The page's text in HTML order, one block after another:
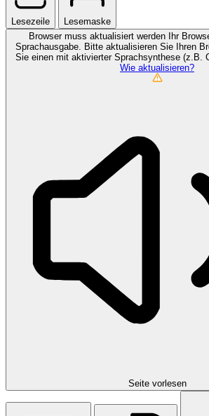
Lesezeile
Lesemaske
Browser muss aktualisiert werden
Ihr
Sprachausgabe. Bitte aktualisieren Sie Ihren
Sie einen mit aktivierter Sprachsynthese (z.B.
Wie aktualisieren?
Seite vorlesen